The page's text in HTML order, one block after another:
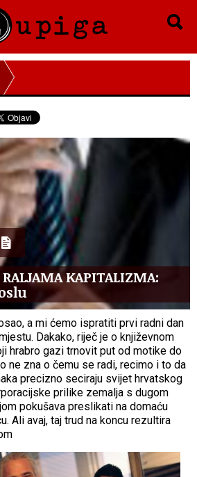
KAPITALIZMA:
a mi ćemo ispratiti prvi radni dan
Dakako, riječ je o književnom
hrabro gazi trnovit put od motike do
ne zna o čemu se radi, recimo i to da
precizno seciraju svijet hrvatskog
prilike zemalja s dugom
pokušava preslikati na domaću
Ali avaj, taj trud na koncu rezultira